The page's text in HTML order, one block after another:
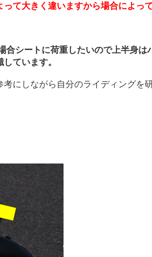
て大きく違いますから場合によっ
合シートに荷重したいので上半身は
ています。
にしながら自分のライディングを